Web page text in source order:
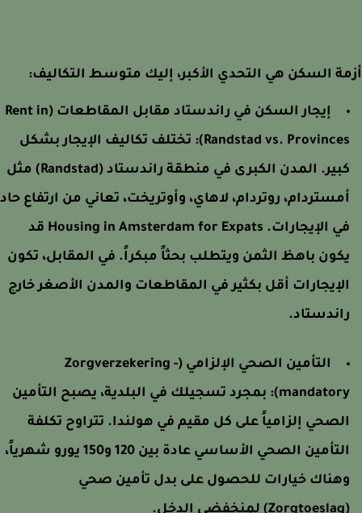
السكن هي التحدي الأكبر، إليك متوسط التكاليف:
إيجار السكن في راندستاد مقابل المقاطعات (Rent in
Randstad vs.
تختلف تكاليف الإيجار بشكل
كبير. المدن الكبرى في منطقة راندستاد (Randstad) مثل
روتردام، لاهاي، وأوتريخت، تعاني من ارتفاع حاد
الإيجارات.Housing in Amsterdam for Expatsقد
باهظ الثمن ويتطلب بحثاً مبكراً. في المقابل، تكون
أقل بكثير في المقاطعات والمدن الأصغر خارج
التأمين الصحي الإلزامي (Zorgverzekering -
بمجرد تسجيلك في البلدية، يصبح التأمين
إلزامياً على كل مقيم في هولندا. تتراوح تكلفة
التأمين الصحي الأساسي عادة بين 120 و150 يورو شهرياً،
خيارات للحصول على بدل تأمين صحي